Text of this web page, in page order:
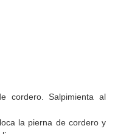
cordero. Salpimienta al
la pierna de cordero y